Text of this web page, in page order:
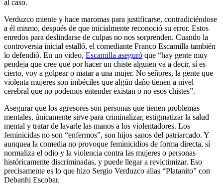
al caso.
Verduzco miente y hace maromas para justificarse, contradiciéndose
a él mismo, después de que inicialmente reconoció su error. Estos
enredos para deslindarse de culpas no nos sorprenden. Cuando la
controversia inicial estalló, el comediante Franco Escamilla también
lo defendió. En un video, Escamilla aseguró que “hay gente muy
pendeja que cree que por hacer un chiste alguien va a decir, sí es
cierto, voy a golpear o matar a una mujer. No señores, la gente que
violenta mujeres son imbéciles que algún daño tienen a nivel
cerebral que no podemos entender existan o no esos chistes”.
Asegurar que los agresores son personas que tienen problemas
mentales, únicamente sirve para criminalizar, estigmatizar la salud
mental y tratar de lavarle las manos a los violentadores. Los
feminicidas no son “enfermos”, son hijos sanos del patriarcado. Y
aunquea la comedia no provoque feminicidios de forma directa, sí
normaliza el odio y la violencia contra las mujeres o personas
históricamente discriminadas, y puede llegar a revictimizar. Eso
precisamente es lo que hizo Sergio Verduzco alias “Platanito” con
Debanhi Escobar.